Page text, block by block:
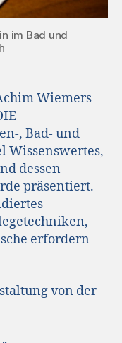
im Bad und
Wiemers
, Bad- und
Wissenswertes,
dessen
präsentiert.
erfordern
von der